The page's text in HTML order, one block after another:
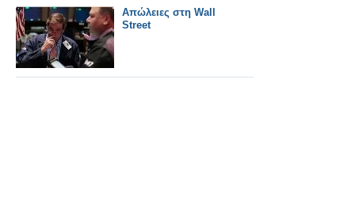
Απώλειες στη Wall
Street